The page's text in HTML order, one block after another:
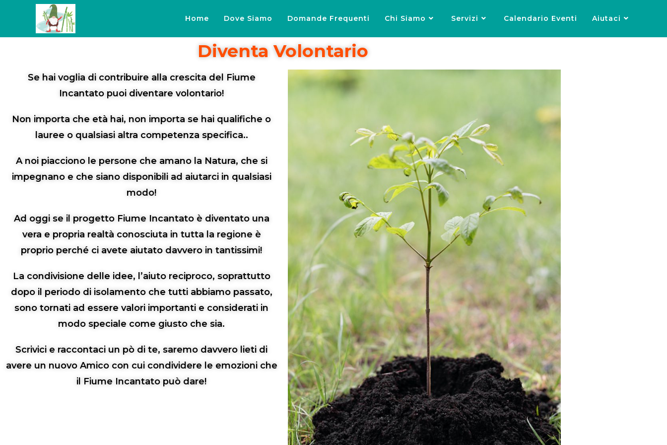
Home Dove Siamo Domande Frequenti Chi Siamo Servizi Calendario Eventi Aiutaci
Diventa Volontario
Se hai voglia di contribuire alla crescita del Fiume
Incantato puoi diventare volontario!
Non importa che età hai, non importa se hai qualifiche o
lauree o qualsiasi altra competenza specifica..
A noi piacciono le persone che amano la Natura, che si
impegnano e che siano disponibili ad aiutarci in qualsiasi
modo!
Ad oggi se il progetto Fiume Incantato è diventato una
vera e propria realtà conosciuta in tutta la regione è
proprio perché ci avete aiutato davvero in tantissimi!
La condivisione delle idee, l’aiuto reciproco, soprattutto
dopo il periodo di isolamento che tutti abbiamo passato,
sono tornati ad essere valori importanti e considerati in
modo speciale come giusto che sia.
Scrivici e raccontaci un pò di te, saremo davvero lieti di
avere un nuovo Amico con cui condividere le emozioni che
il Fiume Incantato può dare!